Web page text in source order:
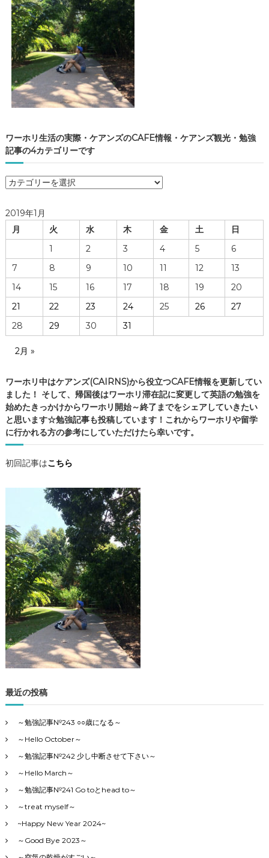
ワーホリ生活の実際・ケアンズのCAFE情報・ケアンズ観光・勉強
記事の4カテゴリーです
ワ
リ
生
の
実
際
・
ケ
ア
A
F
E
情
報
・
ケ
光
・
勉
強
記
事
の
4
カ
テ
ゴ
リ
で
す
2019年1月
月
火 水 木 金 土
日
1
2 3 4 5
6
7
8 9 10 11 12
13
14
15 16 17 18 19
20
21
22 23 24 25 26
27
28
29 30 31
2月 »
ワーホリ中はケアンズ(CAIRNS)から役立つCAFE情報を更新してい
ました！ そして、帰国後はワーホリ滞在記に変更して英語の勉強を
始めたきっかけからワーホリ開始～終了までをシェアしていきたい
と思います☆勉強記事も投稿しています！これからワーホリや留学
に行かれる方の参考にしていただけたら幸いです。
初回記事はこちら
最近の投稿
～勉強記事№243 ○○歳になる～
～Hello October～
～勉強記事№242 少し中断させて下さい～
～Hello March～
～勉強記事№241 Go toとhead to～
～treat myself～
~Happy New Year 2024~
～Good Bye 2023～